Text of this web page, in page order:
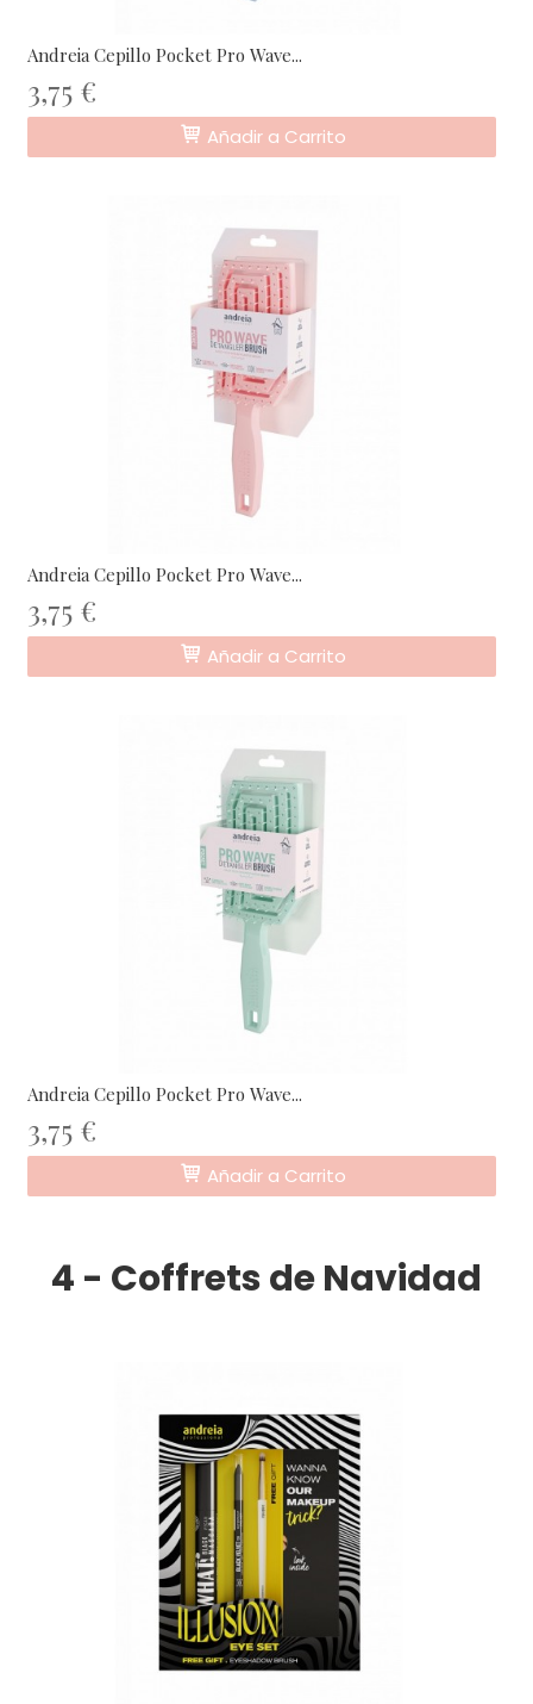
Andreia Cepillo Pocket Pro Wave...
3,75 €
Añadir a Carrito
Andreia Cepillo Pocket Pro Wave...
3,75 €
Añadir a Carrito
Andreia Cepillo Pocket Pro Wave...
3,75 €
Añadir a Carrito
4 - Coffrets de Navidad